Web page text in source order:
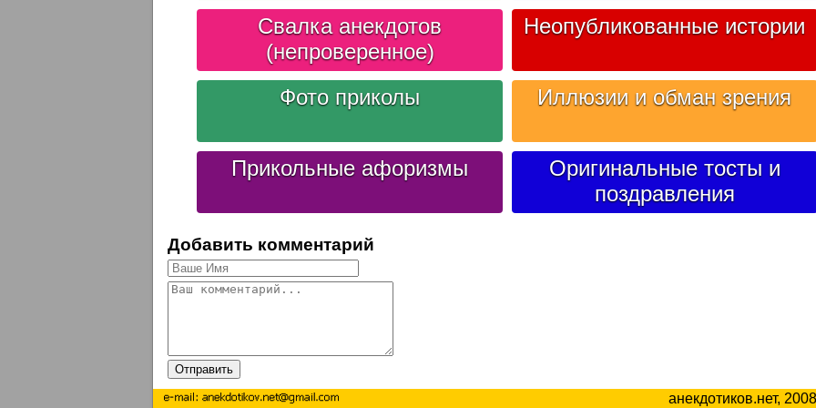
Свалка анекдотов
(непроверенное)
Неопубликованные истории
Фото приколы Иллюзии и обман зрения
Прикольные афоризмы
Оригинальные тосты и
поздравления
Добавить комментарий
анекдотиков.нет,